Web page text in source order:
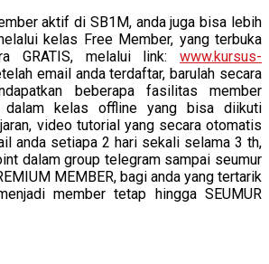
aktif di SB1M, anda juga bisa lebih
kelas Free Member, yang terbuka
GRATIS, melalui link: www.kursus-
email anda terdaftar, barulah secara
beberapa fasilitas member
dalam kelas offline yang bisa diikuti
video tutorial yang secara otomatis
anda setiapa 2 hari sekali selama 3 th,
dalam group telegram sampai seumur
MEMBER, bagi anda yang tertarik
member tetap hingga SEUMUR